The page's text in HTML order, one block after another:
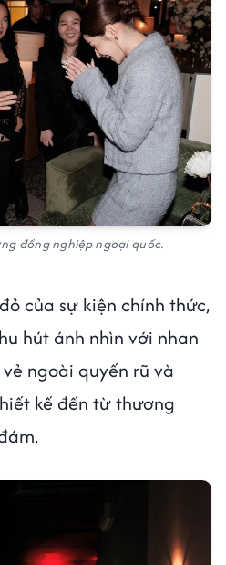
đồng nghiệp ngoại quốc.
của sự kiện chính thức,
hút ánh nhìn với nhan
ngoài quyến rũ và
kế đến từ thương